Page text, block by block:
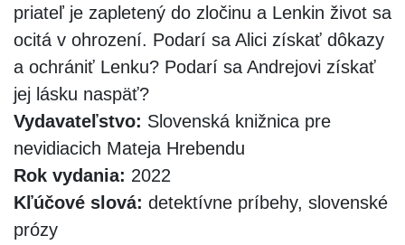
priateľ je zapletený do zločinu a Lenkin život sa
ocitá v ohrození. Podarí sa Alici získať dôkazy
a ochrániť Lenku? Podarí sa Andrejovi získať
jej lásku naspäť?
Vydavateľstvo: Slovenská knižnica pre
nevidiacich Mateja Hrebendu
Rok vydania: 2022
Kľúčové slová: detektívne príbehy, slovenské
prózy